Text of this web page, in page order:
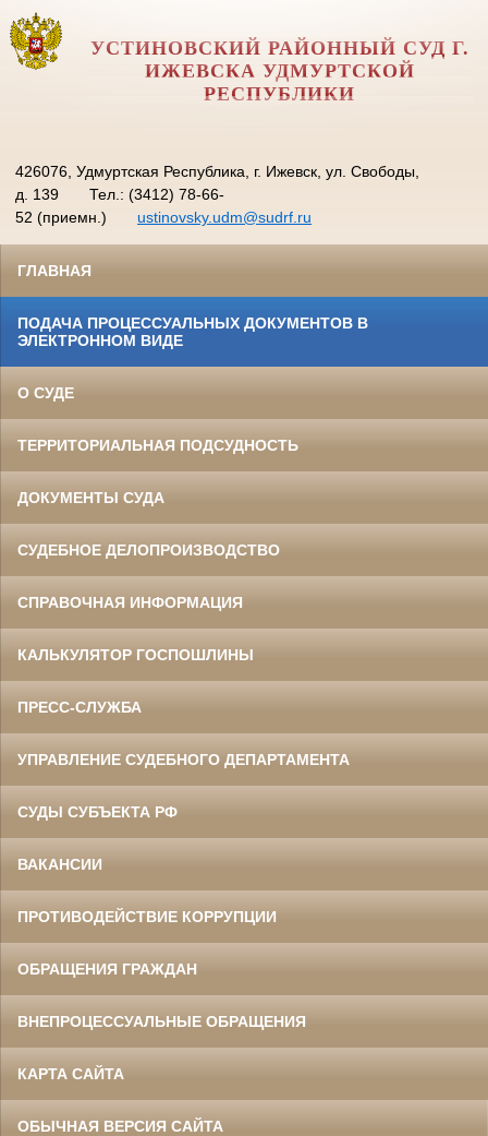
УСТИНОВСКИЙ РАЙОННЫЙ СУД Г.
ИЖЕВСКА УДМУРТСКОЙ
РЕСПУБЛИКИ
426076, Удмуртская Республика, г. Ижевск, ул. Свободы,
д. 139
Тел.: (3412) 78-66-
52 (приемн.)
ustinovsky.udm@sudrf.ru
ГЛАВНАЯ
ПОДАЧА ПРОЦЕССУАЛЬНЫХ ДОКУМЕНТОВ В
ЭЛЕКТРОННОМ ВИДЕ
О СУДЕ
ТЕРРИТОРИАЛЬНАЯ ПОДСУДНОСТЬ
ДОКУМЕНТЫ СУДА
СУДЕБНОЕ ДЕЛОПРОИЗВОДСТВО
СПРАВОЧНАЯ ИНФОРМАЦИЯ
КАЛЬКУЛЯТОР ГОСПОШЛИНЫ
ПРЕСС-СЛУЖБА
УПРАВЛЕНИЕ СУДЕБНОГО ДЕПАРТАМЕНТА
СУДЫ СУБЪЕКТА РФ
ВАКАНСИИ
ПРОТИВОДЕЙСТВИЕ КОРРУПЦИИ
ОБРАЩЕНИЯ ГРАЖДАН
ВНЕПРОЦЕССУАЛЬНЫЕ ОБРАЩЕНИЯ
КАРТА САЙТА
ОБЫЧНАЯ ВЕРСИЯ САЙТА